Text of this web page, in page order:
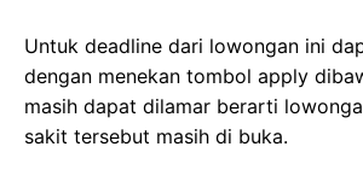
Untuk deadline dari lowongan ini
dengan menekan tombol apply
masih dapat dilamar berarti
sakit tersebut masih di buka.